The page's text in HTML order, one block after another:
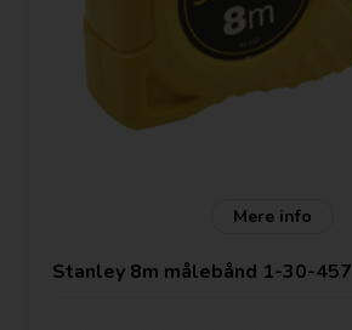
Mere info
Stanley 8m målebånd 1-30-457